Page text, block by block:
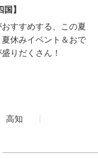
】
すすめする、この夏
休みイベント＆おで
りだくさん！
高知